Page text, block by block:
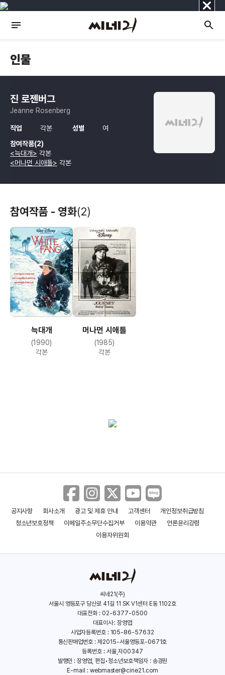
닫
기
인물
진 로젠버그
Jeanne Rosenberg
직업 각본 성별
여
참여작품(2)
<늑대개> 각본
<머나먼 시애틀> 각본
참여작품 - 영화(2)
늑대개
(1990)
각본
머나먼 시애틀
(1985)
각본
공지사항 회사소개 광고 및 제휴 안내 고객센터
개인정보취급방침
청소년보호정책
이메일주소무단수집거부 이용약관
언론윤리강령
이용자위원회
씨네21(주)
서울시 영등포구 당산로 41길 11 SK V1센터 E동 1102호
대표전화 : 02-6377-0500
대표이사 : 장영엽
사업자등록번호 : 105-86-57632
통신판매업번호 : 제2015-서울영등포-0671호
등록번호 : 서울,자00347
발행인 : 장영엽, 편집•청소년보호책임자 : 송경원
E-mail : webmaster@cine21.com